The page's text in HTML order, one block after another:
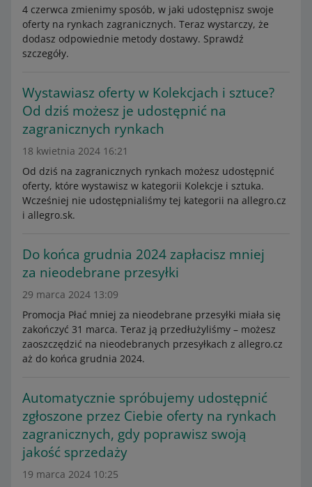
4 czerwca zmienimy sposób, w jaki udostępnisz swoje
oferty na rynkach zagranicznych. Teraz wystarczy, że
dodasz odpowiednie metody dostawy. Sprawdź
szczegóły.
Wystawiasz oferty w Kolekcjach i sztuce?
Od dziś możesz je udostępnić na
zagranicznych rynkach
18 kwietnia 2024 16:21
Od dziś na zagranicznych rynkach możesz udostępnić
oferty, które wystawisz w kategorii Kolekcje i sztuka.
Wcześniej nie udostępnialiśmy tej kategorii na allegro.cz
i allegro.sk.
Do końca grudnia 2024 zapłacisz mniej
za nieodebrane przesyłki
29 marca 2024 13:09
Promocja Płać mniej za nieodebrane przesyłki miała się
zakończyć 31 marca. Teraz ją przedłużyliśmy – możesz
zaoszczędzić na nieodebranych przesyłkach z allegro.cz
aż do końca grudnia 2024.
Automatycznie spróbujemy udostępnić
zgłoszone przez Ciebie oferty na rynkach
zagranicznych, gdy poprawisz swoją
jakość sprzedaży
19 marca 2024 10:25